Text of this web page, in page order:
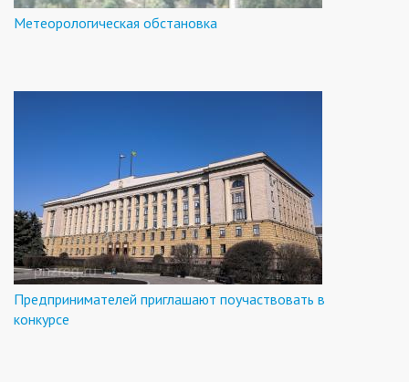
Метеорологическая обстановка
Предпринимателей приглашают поучаствовать в
конкурсе